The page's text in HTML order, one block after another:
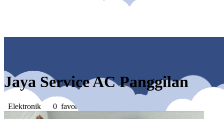
Jaya Service AC Panggilan
Elektronik 0 favorites